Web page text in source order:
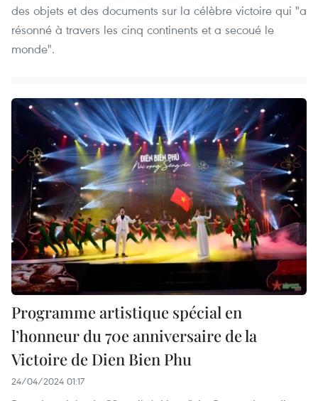
des objets et des documents sur la célèbre victoire qui "a
résonné à travers les cinq continents et a secoué le
monde".
Programme artistique spécial en
l’honneur du 70e anniversaire de la
Victoire de Dien Bien Phu
24/04/2024 01:17